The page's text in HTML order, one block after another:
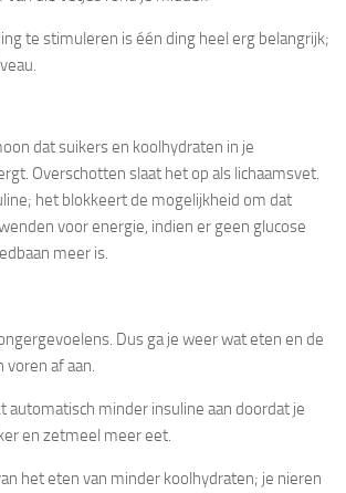
te stimuleren is één ding heel erg belangrijk;
dat suikers en koolhydraten in je
Overschotten slaat het op als lichaamsvet.
het blokkeert de mogelijkheid om dat
voor energie, indien er geen glucose
meer is.
Dus ga je weer wat eten en de
voren af aan.
automatisch minder insuline aan doordat je
en zetmeel meer eet.
het eten van minder koolhydraten; je nieren